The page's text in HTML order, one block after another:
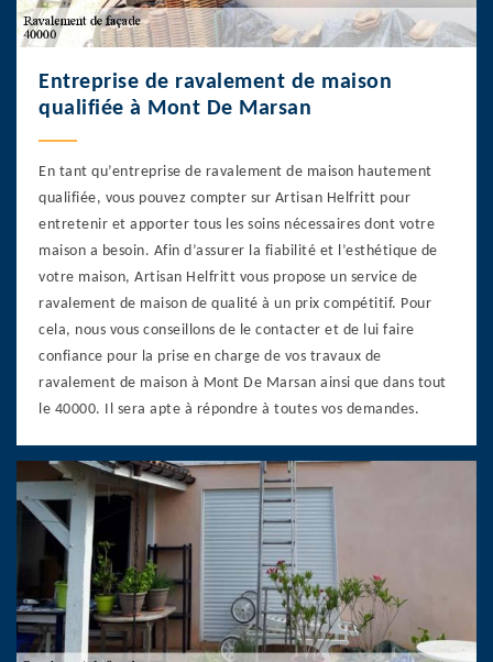
Entreprise de ravalement de maison
qualifiée à Mont De Marsan
En tant qu’entreprise de ravalement de maison hautement
qualifiée, vous pouvez compter sur Artisan Helfritt pour
entretenir et apporter tous les soins nécessaires dont votre
maison a besoin. Afin d’assurer la fiabilité et l’esthétique de
votre maison, Artisan Helfritt vous propose un service de
ravalement de maison de qualité à un prix compétitif. Pour
cela, nous vous conseillons de le contacter et de lui faire
confiance pour la prise en charge de vos travaux de
ravalement de maison à Mont De Marsan ainsi que dans tout
le 40000. Il sera apte à répondre à toutes vos demandes.